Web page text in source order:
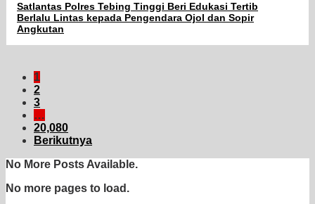
Satlantas Polres Tebing Tinggi Beri Edukasi Tertib
Berlalu Lintas kepada Pengendara Ojol dan Sopir
Angkutan
1
2
3
…
20,080
Berikutnya
No More Posts Available.
No more pages to load.